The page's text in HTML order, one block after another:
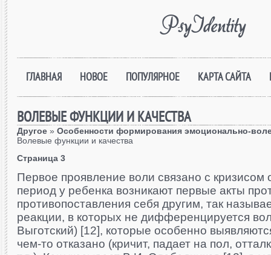
PsyIdentity
ГЛАВНАЯ НОВОЕ ПОПУЛЯРНОЕ КАРТА САЙТА
ВОЛЕВЫЕ ФУНКЦИИ И КАЧЕСТВА
Другое » Особенности формирования эмоционально-
Волевые функции и качества
Страница 3
Первое проявление воли связано с кризисом
период у ребенка возникают первые акты
противопоставления себя другим, так
реакции, в которых не дифференцируется
Выготский) [12], которые особенно
чем-то отказано (кричит, падает на пол,